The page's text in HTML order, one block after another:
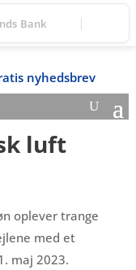
Torv
nyhedsbrev
luft
oplever trange
med et
maj 2023.